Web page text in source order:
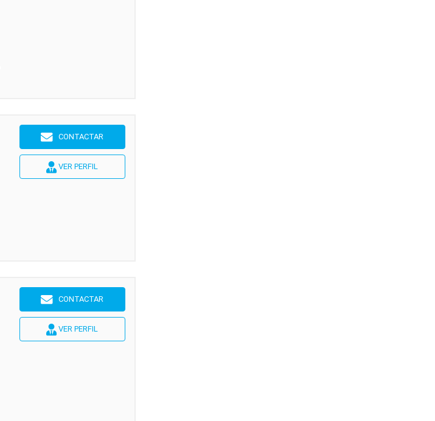
CONTACTAR
VER PERFIL
CONTACTAR
VER PERFIL